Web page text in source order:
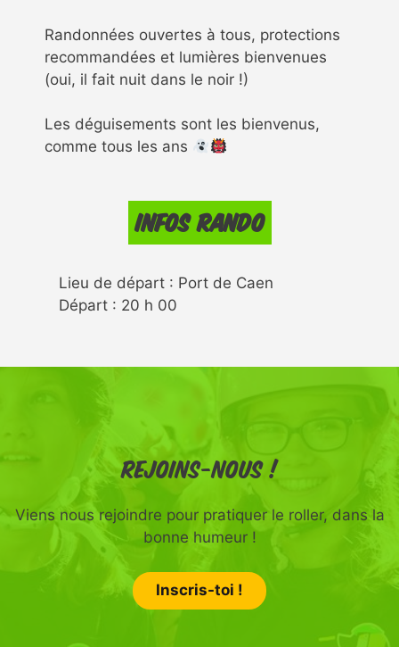
Randonnées ouvertes à tous, protections
recommandées et lumières bienvenues
(oui, il fait nuit dans le noir !)
Les déguisements sont les bienvenus,
comme tous les ans
Infos rando
Lieu de départ : Port de Caen
Départ : 20 h 00
Rejoins-nous !
Viens nous rejoindre pour pratiquer le roller, dans la
bonne humeur !
Inscris-toi !